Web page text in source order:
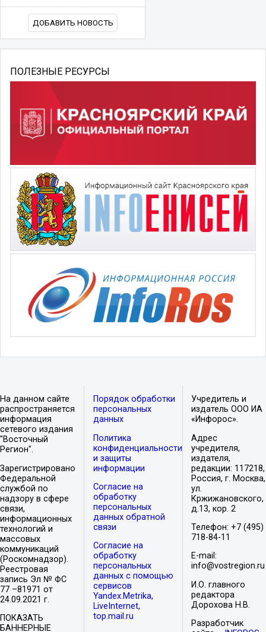
ДОБАВИТЬ НОВОСТЬ
ПОЛЕЗНЫЕ РЕСУРСЫ
На данном сайте
распространяется
информация
сетевого издания
"Восточный
Регион".
Зарегистрировано
Федеральной
службой по
надзору в сфере
связи,
информационных
технологий и
массовых
коммуникаций
(Роскомнадзор).
Реестровая
запись Эл № ФС
77 –81971 от
24.09.2021 г.
ПОКАЗАТЬ
БАННЕРНЫЕ
Порядок обработки
персональных
данных
Политика
конфиденциальности
и защиты
информации
Согласие на
обработку
персональных
данных обратной
связи
Согласие на
обработку
персональных
данных с помощью
сервисов
Yandex.Metrika,
LiveInternet,
top.mail.ru
Учредитель и
издатель ООО ИА
«Инфорос».
Адрес
учредителя,
издателя,
редакции: 117218,
Россия, г. Москва,
ул.
Кржижановского,
д.13, кор. 2
Телефон: +7 (495)
718-84-11
E-mail:
info@vostregion.ru
И.О. главного
редактора
Дорохова Н.В.
Разработчик